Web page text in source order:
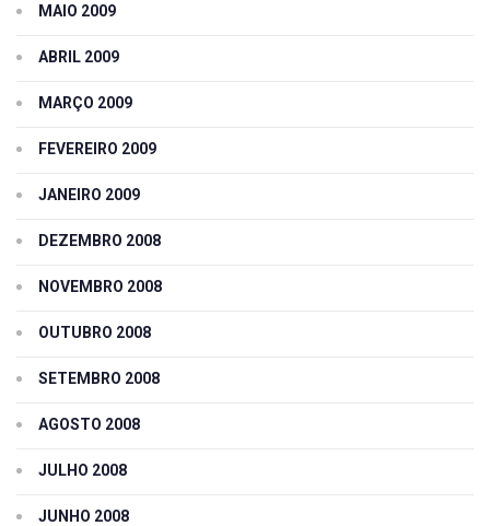
MAIO 2009
ABRIL 2009
MARÇO 2009
FEVEREIRO 2009
JANEIRO 2009
DEZEMBRO 2008
NOVEMBRO 2008
OUTUBRO 2008
SETEMBRO 2008
AGOSTO 2008
JULHO 2008
JUNHO 2008